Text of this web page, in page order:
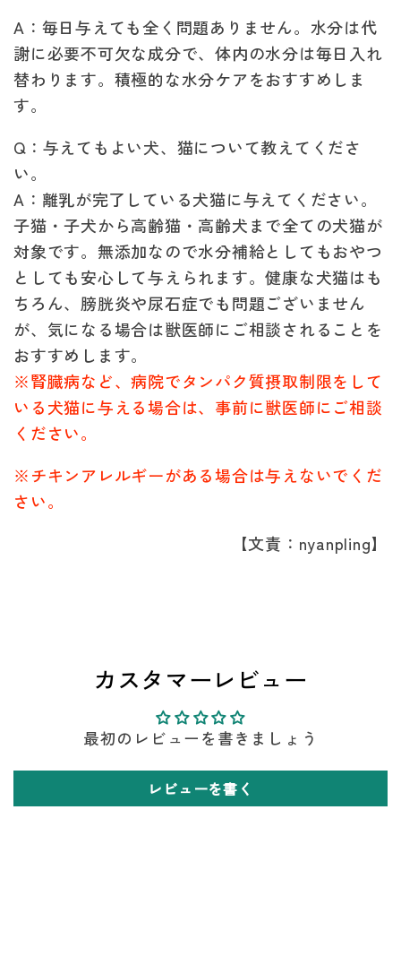
A：毎日与えても全く問題ありません。水分は代
謝に必要不可欠な成分で、体内の水分は毎日入れ
替わります。積極的な水分ケアをおすすめしま
す。
Q：与えてもよい犬、猫について教えてくださ
い。
A：離乳が完了している犬猫に与えてください。
子猫・子犬から高齢猫・高齢犬まで全ての犬猫が
対象です。無添加なので水分補給としてもおやつ
としても安心して与えられます。健康な犬猫はも
ちろん、膀胱炎や尿石症でも問題ございません
が、気になる場合は獣医師にご相談されることを
おすすめします。
※腎臓病など、病院でタンパク質摂取制限をして
いる犬猫に与える場合は、事前に獣医師にご相談
ください。
※チキンアレルギーがある場合は与えないでくだ
さい。
【文責：nyanpling】
カスタマーレビュー
最初のレビューを書きましょう
レビューを書く